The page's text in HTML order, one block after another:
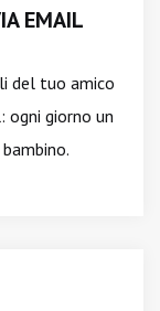
EMAIL
del tuo amico
giorno un